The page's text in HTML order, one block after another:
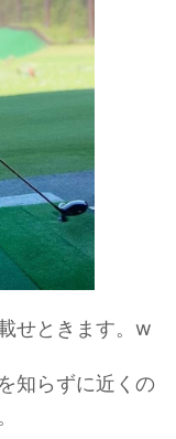
せときます。w
知らずに近くの